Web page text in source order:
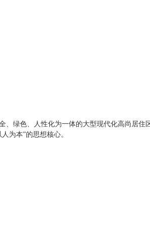
绿色、人性化为一体的大型现代化高尚居住
为本”的思想核心。